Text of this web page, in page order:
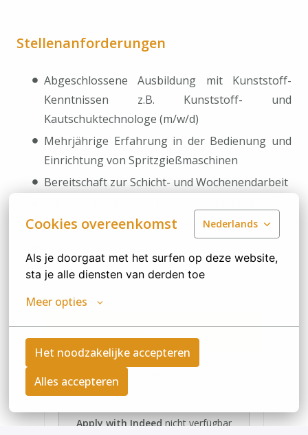
Cookies overeenkomst Nederlands
Als je doorgaat met het surfen op deze website,
sta je alle diensten van derden toe
Meer opties
Het noodzakelijke accepteren
Alles accepteren
Stellenanforderungen
Abgeschlossene Ausbildung mit Kunststoff-
Kenntnissen z.B. Kunststoff- und
Kautschuktechnologe (m/w/d)
Mehrjährige Erfahrung in der Bedienung und
Einrichtung von Spritzgießmaschinen
Bereitschaft zur Schicht- und Wochenendarbeit
geübter Umgang mit MS-Office
Bewerben
Apply with Indeed nicht verfügbar